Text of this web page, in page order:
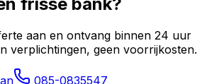
aan en ontvang binnen 24 uur
verplichtingen, geen voorrijkosten.
085-0835547